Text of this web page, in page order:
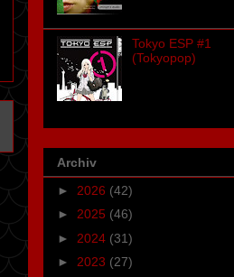
Tokyo ESP #1
(Tokyopop)
Archiv
► 2026 (42)
► 2025 (46)
► 2024 (31)
► 2023 (27)